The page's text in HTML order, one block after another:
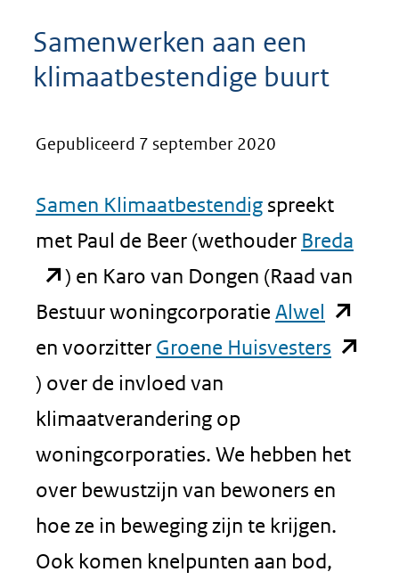
Samenwerken aan een
klimaatbestendige buurt
Gepubliceerd 7 september 2020
Samen Klimaatbestendig spreekt
met Paul de Beer (wethouder Breda
) en Karo van Dongen (Raad van
Bestuur woningcorporatie Alwel (opent
in
naar
een
andere
en voorzitter Groene Huisvesters (opent
naar
een
) over de invloed van
klimaatverandering op
woningcorporaties. We hebben het
over bewustzijn van bewoners en
hoe ze in beweging zijn te krijgen.
Ook komen knelpunten aan bod,